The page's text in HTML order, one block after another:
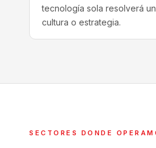
tecnología sola resolverá
cultura o estrategia.
SECTORES DONDE